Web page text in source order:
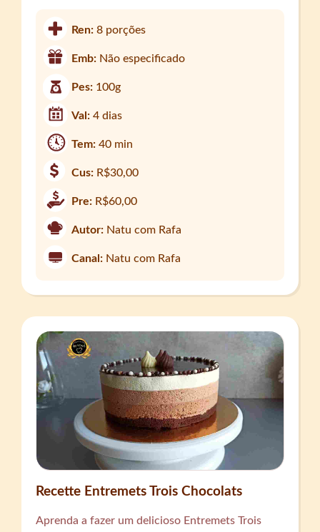
Ren:8 porções
Emb: Não especificado
Pes: 100g
Val:4 dias
Tem:40 min
Cus: R$30,00
Pre: R$60,00
Autor: Natu com Rafa
Canal: Natu com Rafa
Recette Entremets Trois Chocolats
Aprenda a fazer um delicioso Entremets Trois